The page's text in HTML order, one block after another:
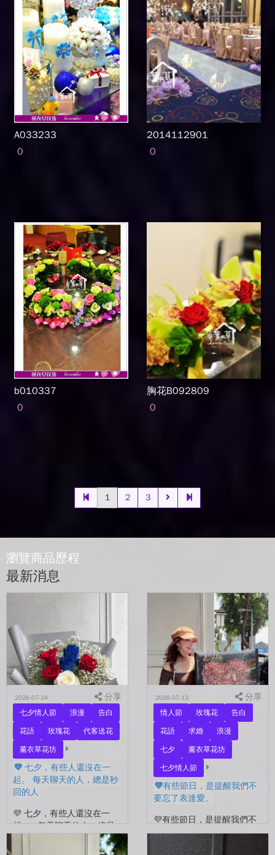
A033233
0
2014112901
0
b010337
0
胸花B092809
0
1 2 3
瀏覽商品歷程
最新消息
2026-07-24 分享
七夕情人節 浪漫
告白
花語
玫瑰花
代客送花
薰衣草花坊
💜 七夕，有些人還沒在一
起。 每天聊天的人，總是秒
回的人
💜 七夕，有些人還沒在一
起。 每天聊天的人，總是
秒回的人， 會記得你愛喝什
麼、喜歡什麼的人。 你們
2026-07-13 分享
情人節 玫瑰花
告白
花語
求婚
浪漫
七夕
薰衣草花坊
七夕情人節
💜有些節日，是提醒我們不
要忘了表達愛。
💜有些節日，是提醒我們不
要忘了表達愛。 平常的日
子，總是忙著工作、忙著生